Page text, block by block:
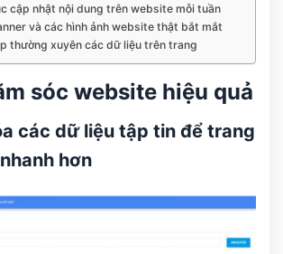
cập nhật nội dung trên website mỗi tuần
và các hình ảnh website thật bắt mắt
thường xuyên các dữ liệu trên trang
sóc website hiệu quả
các dữ liệu tập tin để trang
hơn